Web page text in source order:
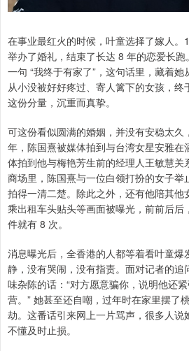
在事业最红火的时候，叶童选择了嫁人
举办了婚礼，结束了长达 8 年的恋爱长
一句 “我终于有家了”，这句话里，藏着
从小没被好好疼过、寄人篱下的女孩，终
这份分量，沉重而真挚。
可这份看似圆满的婚姻，并没有安稳太
年，陈国熹被媒体拍到与台湾女星安雅
体拍到他与梅艳芳生前的经理人王敏慧
商场里，陈国熹与一位白领打扮的女子
拍得一清二楚。除此之外，还有他陪其他
乘出租车头贴头等画面被曝光，前前后
件就有 8 次。
消息曝光后，全香港的人都等着看叶童爆
静，没有哭闹，没有指责。面对记者的追
味杂陈的话：“对方愿意骗你，说明他还
营。” 她甚至还自嘲，过年时在家里摆了
劫。这番话引来网上一片骂声，很多人说
不懂及时止损。